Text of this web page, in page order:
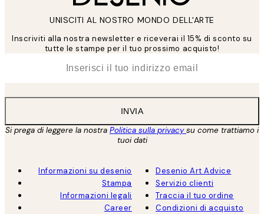
UNISCITI AL NOSTRO MONDO DELL'ARTE
Inscriviti alla nostra newsletter e riceverai il 15% di sconto su
tutte le stampe per il tuo prossimo acquisto!
INVIA
Si prega di leggere la nostra Politica sulla privacysu come trattiamo i
tuoi dati
Informazioni su desenio
Stampa
Informazioni legali
Career
Desenio Art Advice
Servizio clienti
Traccia il tuo ordine
Condizioni di acquisto